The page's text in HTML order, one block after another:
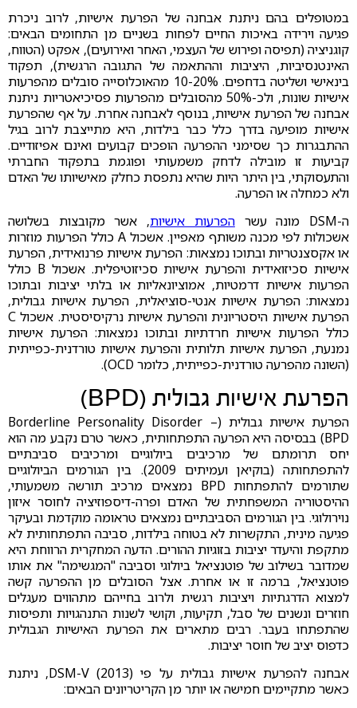
במטופלים בהם ניתנת אבחנה של הפרעת אישיות, לרוב ניכרת
פגיעה וירידה באיכות החיים לפחות בשניים מן התחומים הבאים:
קוגניציה (תפיסה ופירוש של העצמי, האחר ואירועים), אפקט (הטווח,
האינטנסיביות, היציבות וההתאמה של התגובה הרגשית), תפקוד
בינאישי ושליטה בדחפים. 10-20% מהאוכלוסייה סובלים מהפרעות
אישיות שונות, ולכ-50% מהסובלים מהפרעות פסיכיאטריות ניתנת
אבחנה של הפרעת אישיות, בנוסף לאבחנה אחרת. על אף שהפרעת
אישיות מופיעה בדרך כלל כבר בילדות, היא מתייצבת לרוב בגיל
ההתבגרות כך שסימני ההפרעה הופכים קבועים ואינם אפיזודיים.
קביעות זו מובילה לדחק משמעותי ופוגמת בתפקוד החברתי
והתעסוקתי, בין היתר היות שהיא נתפסת כחלק מאישיותו של האדם
ולא כמחלה או הפרעה.
ה-DSM מונה עשר
הפרעות אישיות, אשר מקובצות בשלושה
אשכולות לפי מכנה משותף מאפיין. אשכול A כולל הפרעות מוזרות
או אקסצנטריות ובתוכו נמצאות: הפרעת אישיות פרנואידית, הפרעת
אישיות סכיזואידית והפרעת אישיות סכיזוטיפלית. אשכול B כולל
הפרעות אישיות דרמטיות, אמוציונאליות או בלתי יציבות ובתוכו
נמצאות: הפרעת אישיות אנטי-סוציאלית, הפרעת אישיות גבולית,
הפרעת אישיות היסטריונית והפרעת אישיות נרקיסיסטית. אשכול C
כולל הפרעות אישיות חרדתיות ובתוכו נמצאות: הפרעת אישיות
נמנעת, הפרעת אישיות תלותית והפרעת אישיות טורדנית-כפייתית
(השונה מהפרעה טורדנית-כפייתית, כלומר OCD).
הפרעת אישיות גבולית (BPD)
הפרעת אישיות גבולית (Borderline Personality Disorder –
BPD) בבסיסה היא הפרעה התפתחותית, כאשר טרם נקבע מה הוא
יחס תרומתם של מרכיבים ביולוגיים ומרכיבים סביבתיים
להתפתחותה (בוקיאן ועמיתים 2009). בין הגורמים הביולוגיים
שתורמים להתפתחות BPD נמצאים מרכיב תורשה משמעותי,
ההיסטוריה המשפחתית של האדם ופרה-דיספוזיציה לחוסר איזון
נוירולוגי. בין הגורמים הסביבתיים נמצאים טראומה מוקדמת ובעיקר
פגיעה מינית, התקשרות לא בטוחה בילדות, סביבה התפתחותית לא
מתקפת והיעדר יציבות בזוגיות ההורים. הדעה המחקרית הרווחת היא
שמדובר בשילוב של פוטנציאל ביולוגי וסביבה "המגשימה" את אותו
פוטנציאל, ברמה זו או אחרת. אצל הסובלים מן ההפרעה קשה
למצוא הדרגתיות ויציבות רגשית ולרוב בחייהם מתהווים מעגלים
חוזרים ונשנים של סבל, תקיעות, וקושי לשנות התנהגויות ותפיסות
שהתפתחו בעבר. רבים מתארים את הפרעת האישיות הגבולית
כדפוס יציב של חוסר יציבות.
אבחנה להפרעת אישיות גבולית על פי DSM-V (2013), ניתנת
כאשר מתקיימים חמישה או יותר מן הקריטריונים הבאים: